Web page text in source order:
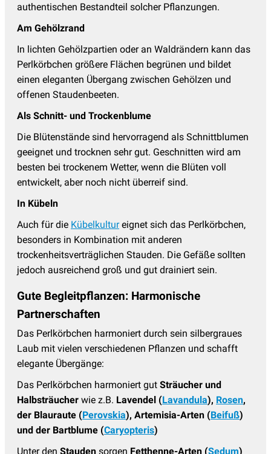
authentischen Bestandteil solcher Pflanzungen.
Am Gehölzrand
In lichten Gehölzpartien oder an Waldrändern kann das
Perlkörbchen größere Flächen begrünen und bildet
einen eleganten Übergang zwischen Gehölzen und
offenen Staudenbeeten.
Als Schnitt- und Trockenblume
Die Blütenstände sind hervorragend als Schnittblumen
geeignet und trocknen sehr gut. Geschnitten wird am
besten bei trockenem Wetter, wenn die Blüten voll
entwickelt, aber noch nicht überreif sind.
In Kübeln
Auch für die Kübelkultureignet sich das Perlkörbchen,
besonders in Kombination mit anderen
trockenheitsverträglichen Stauden. Die Gefäße sollten
jedoch ausreichend groß und gut drainiert sein.
Gute Begleitpflanzen: Harmonische
Partnerschaften
Das Perlkörbchen harmoniert durch sein silbergraues
Laub mit vielen verschiedenen Pflanzen und schafft
elegante Übergänge:
Das Perlkörbchen harmoniert gut Sträucher und
Halbsträucher wie z.B. Lavendel (Lavandula), Rosen,
der Blauraute (Perovskia), Artemisia-Arten (Beifuß)
und der Bartblume (Caryopteris)
Unter den Stauden sorgen Fetthenne-Arten (Sedum)